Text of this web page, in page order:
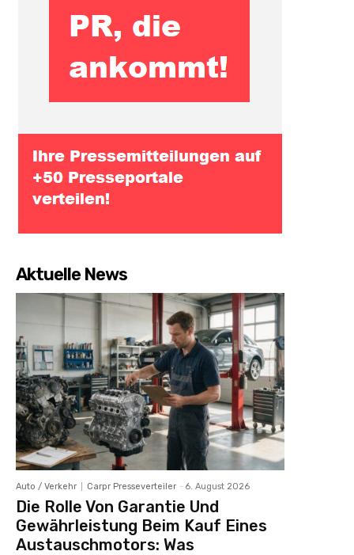
Aktuelle News
Auto / Verkehr Carpr Presseverteiler - 6. August 2026
Die Rolle Von Garantie Und
Gewährleistung Beim Kauf Eines
Austauschmotors: Was